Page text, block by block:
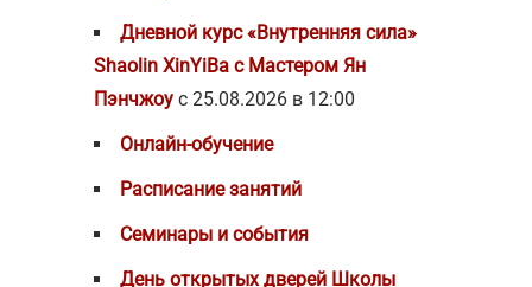
Дневной курс «Внутренняя сила»
Shaolin XinYiBa с Мастером Ян
Пэнчжоу с 25.08.2026 в 12:00
Онлайн-обучение
Расписание занятий
Семинары и события
День открытых дверей Школы